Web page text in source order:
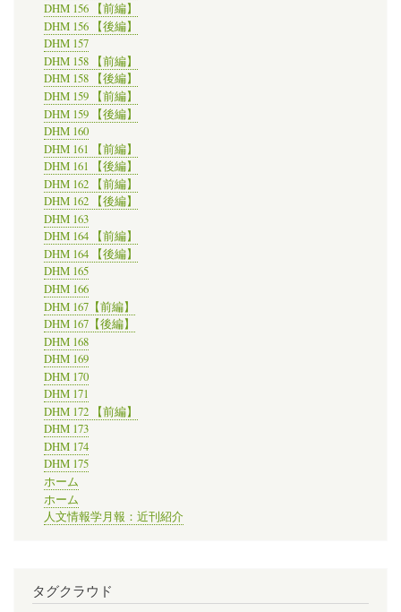
DHM 156 【前編】
DHM 156 【後編】
DHM 157
DHM 158 【前編】
DHM 158 【後編】
DHM 159 【前編】
DHM 159 【後編】
DHM 160
DHM 161 【前編】
DHM 161 【後編】
DHM 162 【前編】
DHM 162 【後編】
DHM 163
DHM 164 【前編】
DHM 164 【後編】
DHM 165
DHM 166
DHM 167【前編】
DHM 167【後編】
DHM 168
DHM 169
DHM 170
DHM 171
DHM 172 【前編】
DHM 173
DHM 174
DHM 175
ホーム
ホーム
人文情報学月報：近刊紹介
タグクラウド